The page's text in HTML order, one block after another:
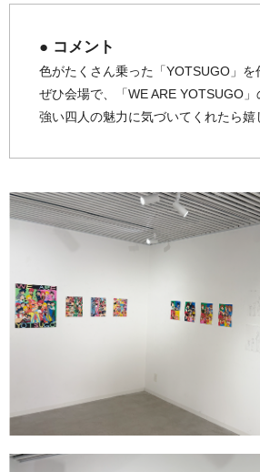
● コメント
色がたくさん乗った「YOTSUGO」を
ぜひ会場で、「WE ARE YOTSUGO
強い四人の魅力に気づいてくれたら嬉